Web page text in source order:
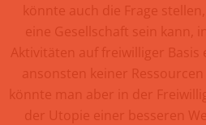
könnte auch die Frage
eine Gesellschaft sein kann,
Aktivitäten auf freiwilliger Basis
ansonsten keiner
könnte man aber in der
der Utopie einer besseren